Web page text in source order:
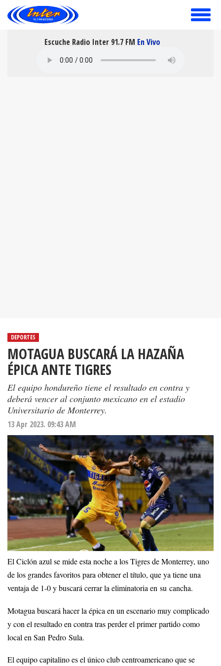
toggle
Escuche Radio Inter 91.7 FM En Vivo
DEPORTES
MOTAGUA BUSCARÁ LA HAZAÑA
ÉPICA ANTE TIGRES
El equipo hondureño tiene el resultado en contra y
deberá vencer al conjunto mexicano en el estadio
Universitario de Monterrey.
13 Apr 2023. 09:43 AM
El Ciclón azul se mide esta noche a los Tigres de Monterrey, uno
de los grandes favoritos para obtener el título, que ya tiene una
ventaja de 1-0 y buscará cerrar la eliminatoria en su cancha.
Motagua buscará hacer la épica en un escenario muy complicado
y con el resultado en contra tras perder el primer partido como
local en San Pedro Sula.
El equipo capitalino es el único club centroamericano que se